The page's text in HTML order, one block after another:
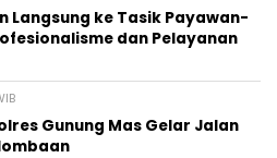
Langsung ke Tasik Payawan-
dan Pelayanan
Gunung Mas Gelar Jalan